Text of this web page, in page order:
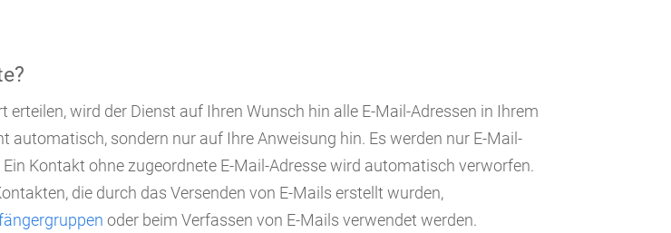
wird der Dienst auf Ihren Wunsch hin alle E-Mail-Adressen in Ihrem
sondern nur auf Ihre Anweisung hin. Es werden nur E-Mail-
Kontakt ohne zugeordnete E-Mail-Adresse wird automatisch verworfen.
die durch das Versenden von E-Mails erstellt wurden,
oder beim Verfassen von E-Mails verwendet werden.